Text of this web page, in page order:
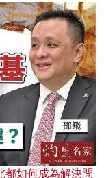
都如何成為解決問